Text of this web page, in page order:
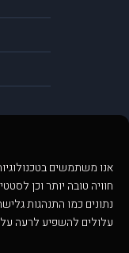
חוויה טובה יותר וכן
נתונים כמו התנהגות
עלולים להשפיע לרעה